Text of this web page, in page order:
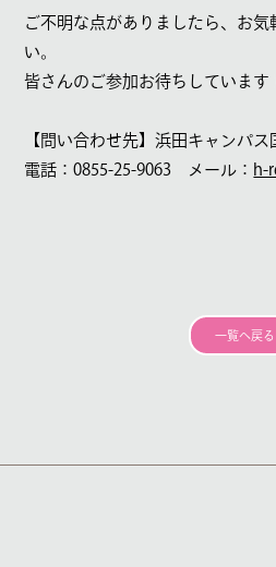
ご不明な点がありましたら、お気
い。
皆さんのご参加お待ちしています
【問い合わせ先】浜田キャンパ
電話：0855-25-9063 メール： h-
一覧へ戻る